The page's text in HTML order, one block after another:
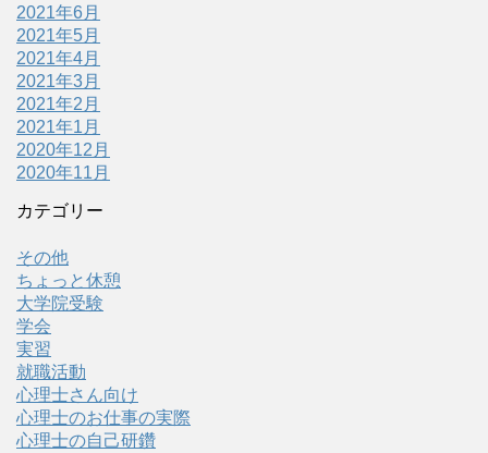
2021年6月
2021年5月
2021年4月
2021年3月
2021年2月
2021年1月
2020年12月
2020年11月
カテゴリー
その他
ちょっと休憩
大学院受験
学会
実習
就職活動
心理士さん向け
心理士のお仕事の実際
心理士の自己研鑽